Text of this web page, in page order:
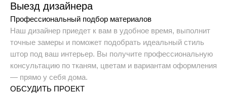
Выезд дизайнера
Профессиональный подбор материалов
Наш дизайнер приедет к вам в удобное время, выполнит
точные замеры и поможет подобрать идеальный стиль
штор под ваш интерьер. Вы получите профессиональную
консультацию по тканям, цветам и вариантам оформления
— прямо у себя дома.
ОБСУДИТЬ ПРОЕКТ